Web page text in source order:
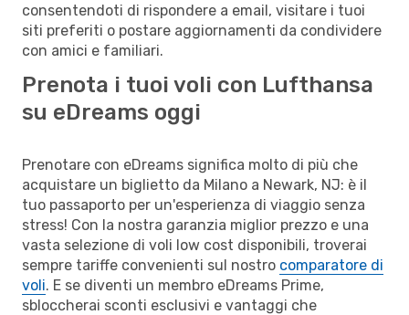
consentendoti di rispondere a email, visitare i tuoi
siti preferiti o postare aggiornamenti da condividere
con amici e familiari.
Prenota i tuoi voli con Lufthansa
su eDreams oggi
Prenotare con eDreams significa molto di più che
acquistare un biglietto da Milano a Newark, NJ: è il
tuo passaporto per un'esperienza di viaggio senza
stress! Con la nostra garanzia miglior prezzo e una
vasta selezione di voli low cost disponibili, troverai
sempre tariffe convenienti sul nostro comparatore di
voli. E se diventi un membro eDreams Prime,
sbloccherai sconti esclusivi e vantaggi che